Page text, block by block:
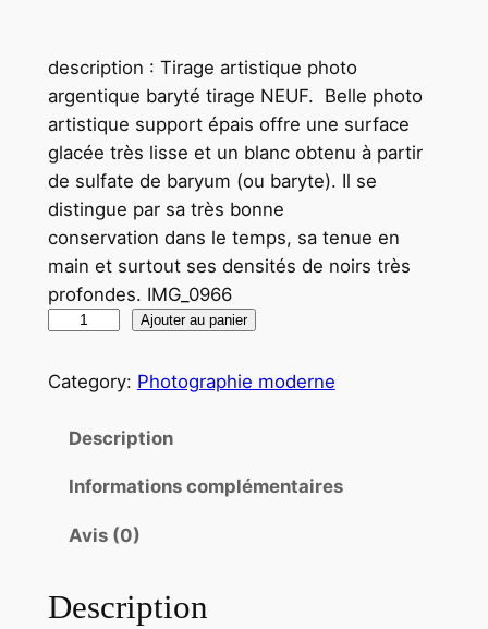
description : Tirage artistique photo
argentique baryté tirage NEUF. Belle photo
artistique support épais offre une surface
glacée très lisse et un blanc obtenu à partir
de sulfate de baryum (ou baryte). Il se
distingue par sa très bonne
conservation dans le temps, sa tenue en
main et surtout ses densités de noirs très
profondes. IMG_0966
a
T
Ajouter au panier
Category: Photographie moderne
Description
Informations complémentaires
Avis (0)
Description